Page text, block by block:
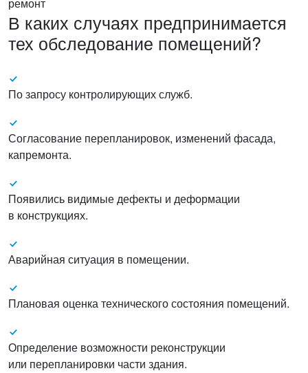
В каких случаях предпринимается
тех обследование помещений?
По запросу контролирующих служб.
Согласование перепланировок, изменений фасада,
капремонта.
Появились видимые дефекты и деформации
в конструкциях.
Аварийная ситуация в помещении.
Плановая оценка технического состояния помещений.
Определение возможности реконструкции
или перепланировки части здания.